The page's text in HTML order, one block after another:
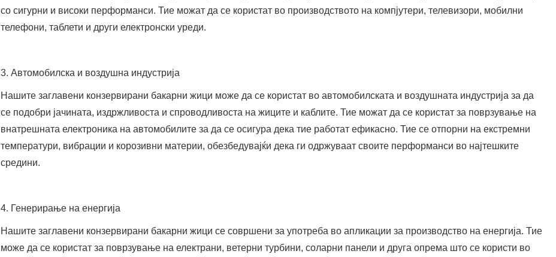
со сигурни и високи перформанси. Тие можат да се користат во производството на компјутери, телевизори, мобилни
телефони, таблети и други електронски уреди.
3. Автомобилска и воздушна индустрија
Нашите заглавени конзервирани бакарни жици може да се користат во автомобилската и воздушната индустрија за да
се подобри јачината, издржливоста и спроводливоста на жиците и каблите. Тие можат да се користат за поврзување на
внатрешната електроника на автомобилите за да се осигура дека тие работат ефикасно. Тие се отпорни на екстремни
температури, вибрации и корозивни материи, обезбедувајќи дека ги одржуваат своите перформанси во најтешките
средини.
4. Генерирање на енергија
Нашите заглавени конзервирани бакарни жици се совршени за употреба во апликации за производство на енергија. Тие
може да се користат за поврзување на електрани, ветерни турбини, соларни панели и друга опрема што се користи во